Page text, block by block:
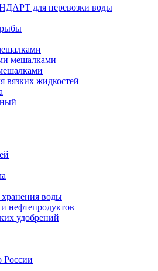
для перевозки воды
рыбы
мешалками
вязких жидкостей
воды
нефтепродуктов
удобрений
России